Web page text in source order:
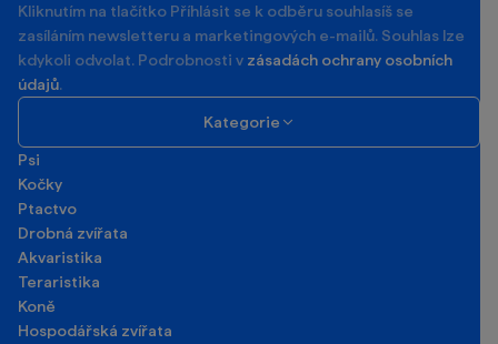
Kliknutím na tlačítko Příhlásit se k odběru souhlasíš se
zasíláním newsletteru a marketingových e-mailů. Souhlas lze
kdykoli odvolat. Podrobnosti v zásadách ochrany osobních
údajů.
Kategorie
Psi
Kočky
Ptactvo
Drobná zvířata
Akvaristika
Teraristika
Koně
Hospodářská zvířata